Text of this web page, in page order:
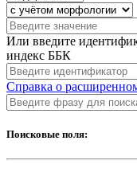
Или введите
индекс ББК
Справка о
Поисковые поля: